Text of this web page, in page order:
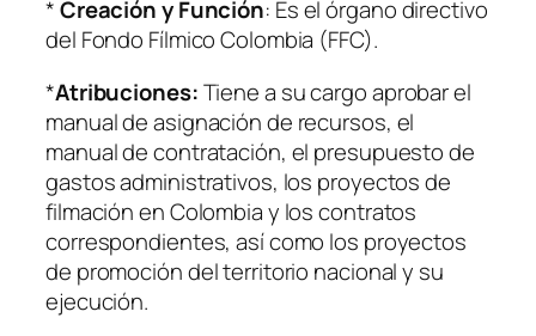
*Creación y Función: Es el órgano directivo
del Fondo Fílmico Colombia (FFC).
*Atribuciones:Tiene a su cargo aprobar el
manual de asignación de recursos, el
manual de contratación, el presupuesto de
gastos administrativos, los proyectos de
filmación en Colombia y los contratos
correspondientes, así como los proyectos
de promoción del territorio nacional y su
ejecución.